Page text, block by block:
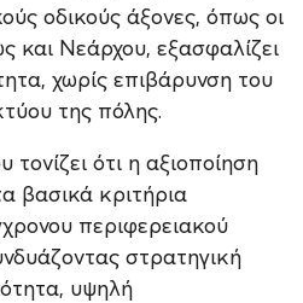
οδικούς άξονες, όπως οι
και Νεάρχου, εξασφαλίζει
χωρίς επιβάρυνση του
της πόλης.
ότι η αξιοποίηση
βασικά κριτήρια
περιφερειακού
στρατηγική
υψηλή